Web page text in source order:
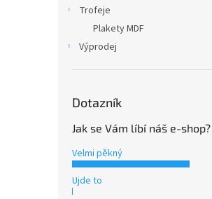
Trofeje
Plakety MDF
Výprodej
Dotazník
Jak se Vám líbí náš e-shop?
Velmi pěkný
Ujde to